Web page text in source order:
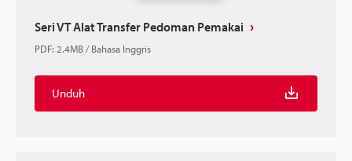
Seri VT Alat Transfer Pedoman Pemakai
PDF: 2.4MB/Bahasa Inggris
Unduh